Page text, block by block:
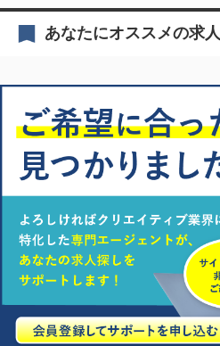
あなたにオススメの求人